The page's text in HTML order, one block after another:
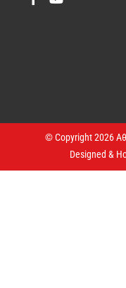
© Copyright 2026
Designed &